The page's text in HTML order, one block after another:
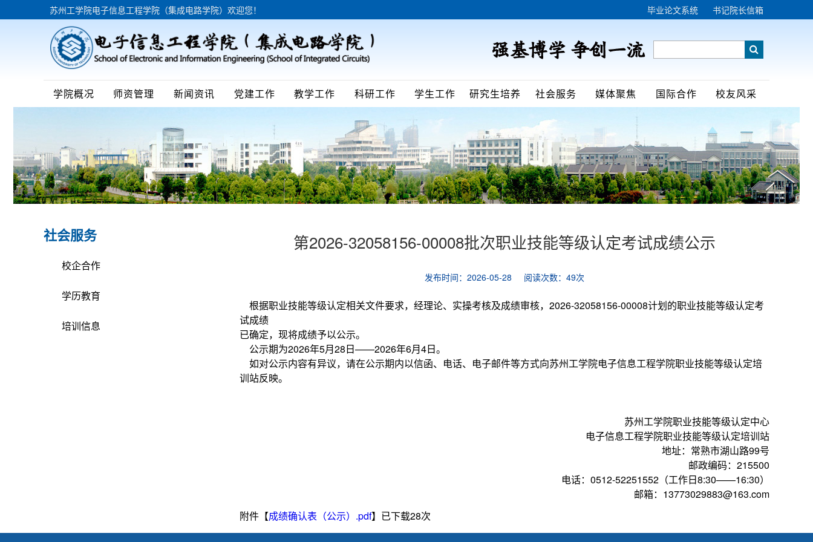
苏州工学院电子信息工程学院（集成电路学院）欢迎您！ 毕业论文系统 书记院长信箱
学院概况 师资管理 新闻资讯 党建工作 教学工作 科研工作 学生工作 研究生培养 社会服务 媒体聚焦 国际合作 校友风采
社会服务
校企合作
学历教育
培训信息
第2026-32058156-00008批次职业技能等级认定考试成绩公示
发布时间：2026-05-28 阅读次数： 49次
根据职业技能等级认定相关文件要求，经理论、实操考核及成绩审核，2026-32058156-00008计划的职业技能等级认定考
试成绩
已确定，现将成绩予以公示。
公示期为2026年5月28日——2026年6月4日。
如对公示内容有异议，请在公示期内以信函、电话、电子邮件等方式向苏州工学院电子信息工程学院职业技能等级认定培
训站反映。
苏州工学院职业技能等级认定中心
电子信息工程学院职业技能等级认定培训站
地址：常熟市湖山路99号
邮政编码：215500
电话：0512-52251552（工作日8:30——16:30）
邮箱：13773029883@163.com
附件【成绩确认表（公示）.pdf】已下载28次